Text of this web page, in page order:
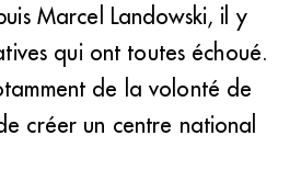
Marcel Landowski, il y
qui ont toutes échoué.
de la volonté de
créer un centre national